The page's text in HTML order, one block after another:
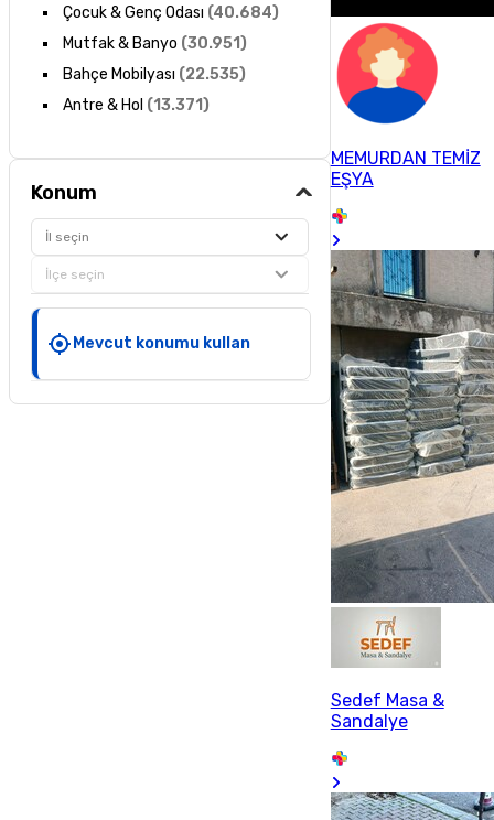
Çocuk & Genç Odası (40.684)
Mutfak & Banyo (30.951)
Bahçe Mobilyası (22.535)
Antre & Hol (13.371)
Konum
İl seçin
İlçe seçin
Mevcut konumu kullan
MEMURDAN TEMİZ
EŞYA
Sedef Masa &
Sandalye